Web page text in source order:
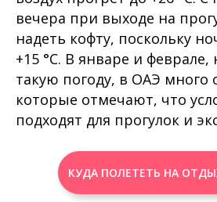
вечера при выходе на
надеть кофту, поскольку
+15 °C. В январе и
такую погоду, в ОАЭ
которые отмечают, что
подходят для прогулок и
КУДА ПОЛЕТЕТЬ НА